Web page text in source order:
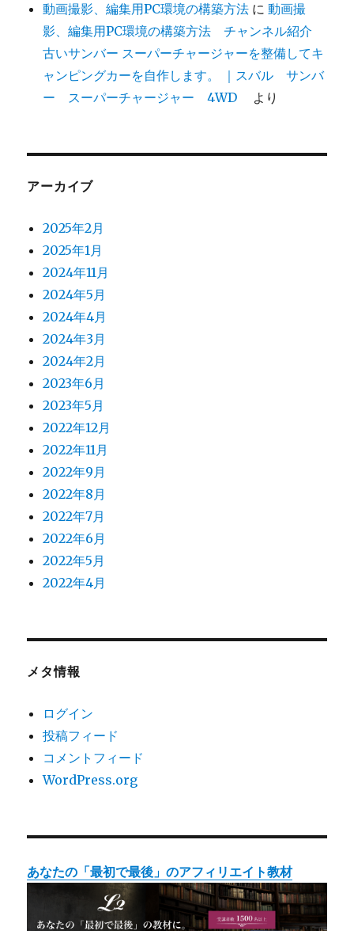
動画撮影、編集用PC環境の構築方法 に動画撮
影、編集用PC環境の構築方法 チャンネル紹介
古いサンバー スーパーチャージャーを整備してキ
ャンピングカーを自作します。 ｜スバル サンバ
ー スーパーチャージャー 4WD
より
アーカイブ
2025年2月
2025年1月
2024年11月
2024年5月
2024年4月
2024年3月
2024年2月
2023年6月
2023年5月
2022年12月
2022年11月
2022年9月
2022年8月
2022年7月
2022年6月
2022年5月
2022年4月
メタ情報
ログイン
投稿フィード
コメントフィード
WordPress.org
あなたの「最初で最後」のアフィリエイト教材